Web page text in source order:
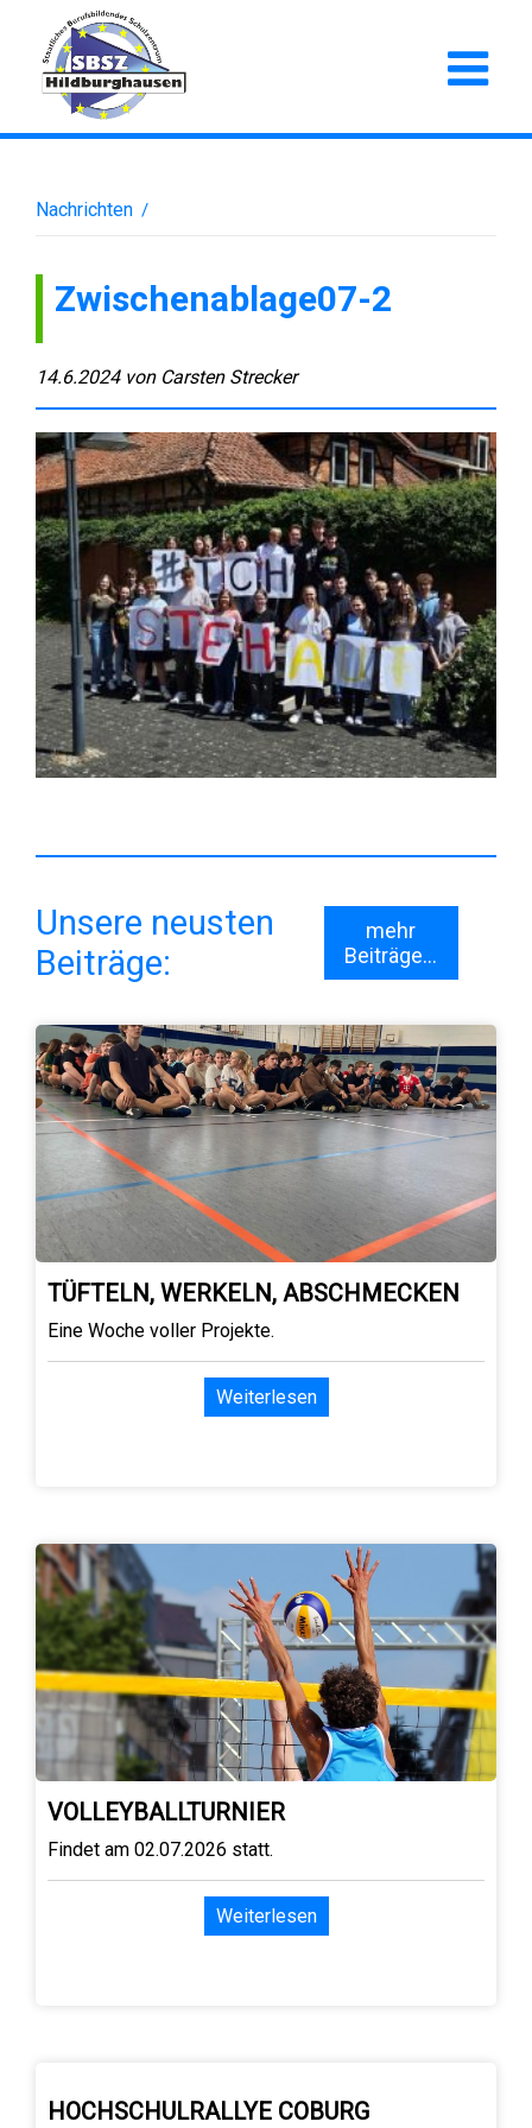
Nachrichten /
Zwischenablage07-2
14.6.2024 von Carsten Strecker
Unsere neusten
Beiträge:
mehr
Beiträge...
TÜFTELN, WERKELN, ABSCHMECKEN
Eine Woche voller Projekte.
Weiterlesen
VOLLEYBALLTURNIER
Findet am 02.07.2026 statt.
Weiterlesen
HOCHSCHULRALLYE COBURG